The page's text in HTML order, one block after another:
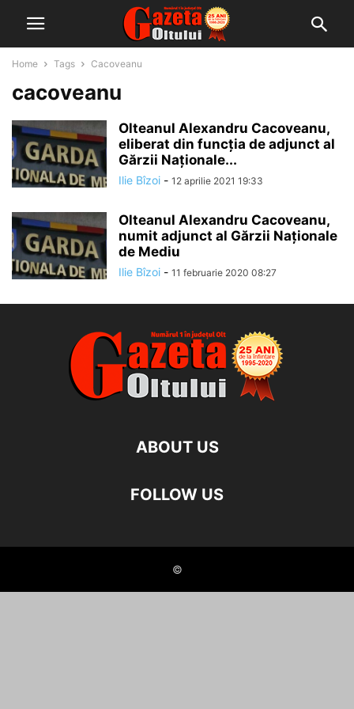
Home Tags Cacoveanu
cacoveanu
Olteanul Alexandru Cacoveanu,
eliberat din funcția de adjunct al
Gărzii Naționale...
Ilie Bîzoi - 12 aprilie 2021 19:33
Olteanul Alexandru Cacoveanu,
numit adjunct al Gărzii Naționale
de Mediu
Ilie Bîzoi - 11 februarie 2020 08:27
ABOUT US
FOLLOW US
©